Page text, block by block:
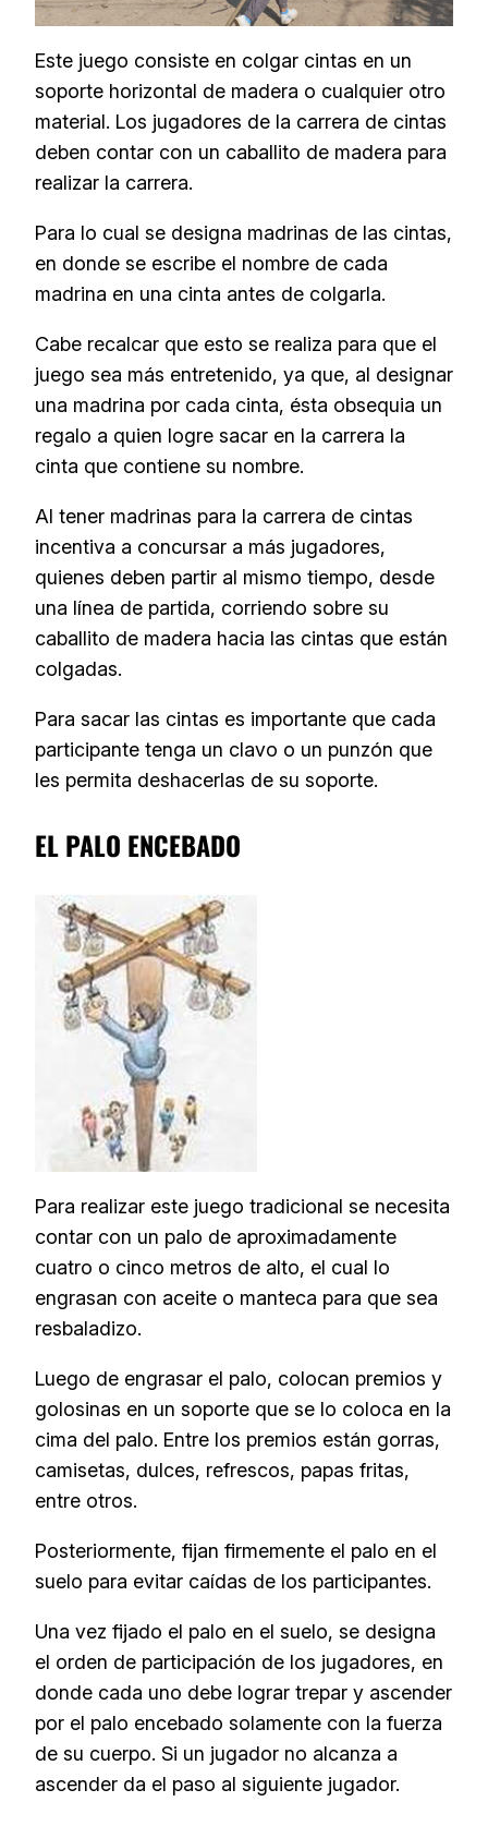
Este juego consiste en colgar cintas en un
soporte horizontal de madera o cualquier otro
material. Los jugadores de la carrera de cintas
deben contar con un caballito de madera para
realizar la carrera.
Para lo cual se designa madrinas de las cintas,
en donde se escribe el nombre de cada
madrina en una cinta antes de colgarla.
Cabe recalcar que esto se realiza para que el
juego sea más entretenido, ya que, al designar
una madrina por cada cinta, ésta obsequia un
regalo a quien logre sacar en la carrera la
cinta que contiene su nombre.
Al tener madrinas para la carrera de cintas
incentiva a concursar a más jugadores,
quienes deben partir al mismo tiempo, desde
una línea de partida, corriendo sobre su
caballito de madera hacia las cintas que están
colgadas.
Para sacar las cintas es importante que cada
participante tenga un clavo o un punzón que
les permita deshacerlas de su soporte.
EL PALO ENCEBADO
Para realizar este juego tradicional se necesita
contar con un palo de aproximadamente
cuatro o cinco metros de alto, el cual lo
engrasan con aceite o manteca para que sea
resbaladizo.
Luego de engrasar el palo, colocan premios y
golosinas en un soporte que se lo coloca en la
cima del palo. Entre los premios están gorras,
camisetas, dulces, refrescos, papas fritas,
entre otros.
Posteriormente, fijan firmemente el palo en el
suelo para evitar caídas de los participantes.
Una vez fijado el palo en el suelo, se designa
el orden de participación de los jugadores, en
donde cada uno debe lograr trepar y ascender
por el palo encebado solamente con la fuerza
de su cuerpo. Si un jugador no alcanza a
ascender da el paso al siguiente jugador.